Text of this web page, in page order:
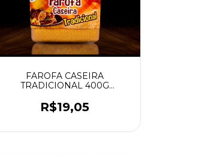
FAROFA CASEIRA
TRADICIONAL 400G
R$19,05